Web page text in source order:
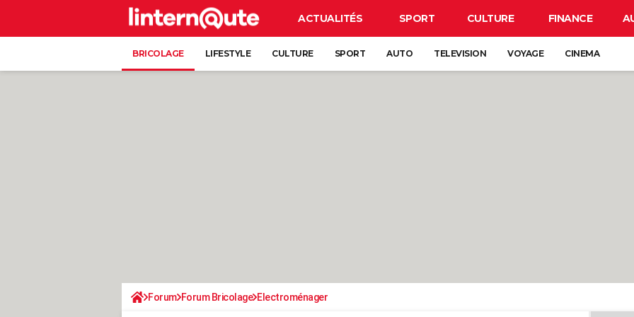
ACTUALITÉS SPORT CULTURE FINANCE
BRICOLAGE LIFESTYLE CULTURE SPORT AUTO TELEVISION VOYAGE CINEMA
Forum Forum Bricolage Electroménager